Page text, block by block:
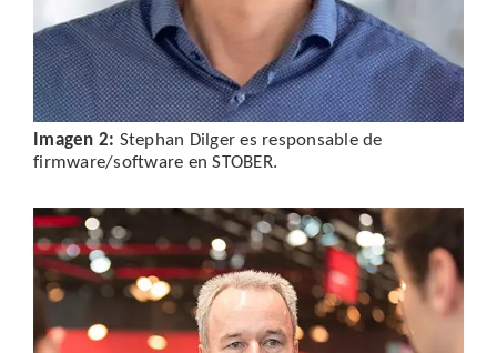
Imagen 2: Stephan Dilger es responsable de
firmware/software en STOBER.